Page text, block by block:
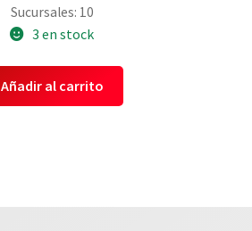
Sucursales: 10
3 en stock
Añadir al carrito